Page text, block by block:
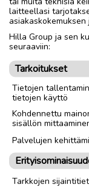
laitteellasi
Hilla Group ja sen
seuraaviin:
Tarkoitukset
Tietojen
tietojen käyttö
Kohdennettu
sisällön
Palvelujen
Tarkkojen